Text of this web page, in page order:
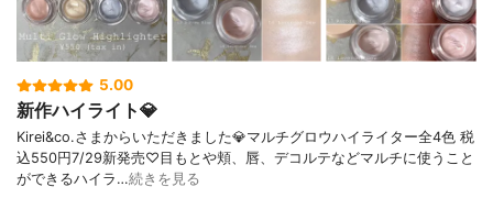
5.00
新作ハイライト💎
Kirei&co.さまからいただきました💎マルチグロウハイライター全4色 税
込550円7/29新発売♡目もとや頬、唇、デコルテなどマルチに使うこと
ができるハイラ…続きを見る